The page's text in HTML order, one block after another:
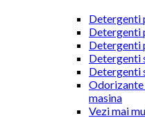
Detergenti
Detergenti
Detergenti
Detergenti
Detergenti
Odorizante
masina
Vezi mai